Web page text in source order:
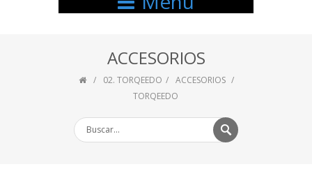
ACCESORIOS
02. TORQEEDO
ACCESORIOS
TORQEEDO